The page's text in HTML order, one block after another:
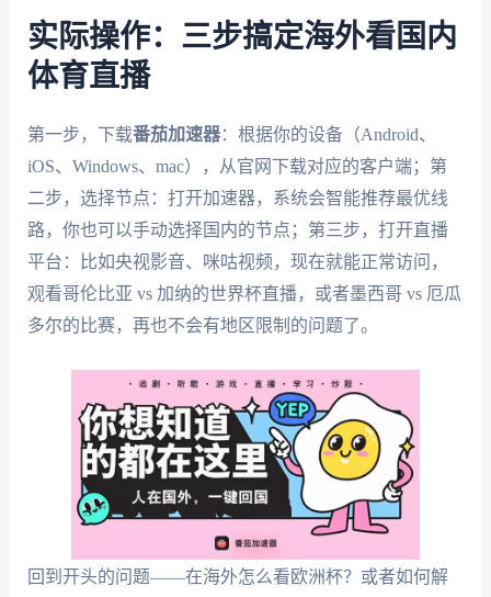
实际操作：三步搞定海外看国内
体育直播
第一步，下载番茄加速器：根据你的设备（Android、
iOS、Windows、mac），从官网下载对应的客户端；第
二步，选择节点：打开加速器，系统会智能推荐最优线
路，你也可以手动选择国内的节点；第三步，打开直播
平台：比如央视影音、咪咕视频，现在就能正常访问，
观看哥伦比亚 vs 加纳的世界杯直播，或者墨西哥 vs 厄瓜
多尔的比赛，再也不会有地区限制的问题了。
回到开头的问题——在海外怎么看欧洲杯？或者如何解